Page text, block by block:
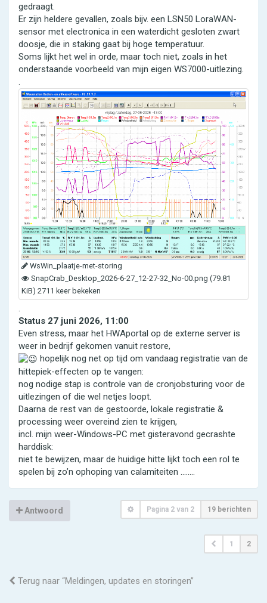
gedraagt.
Er zijn heldere gevallen, zoals bijv. een LSN50 LoraWAN-
sensor met electronica in een waterdicht gesloten zwart
doosje, die in staking gaat bij hoge temperatuur.
Soms lijkt het wel in orde, maar toch niet, zoals in het
onderstaande voorbeeld van mijn eigen WS7000-uitlezing.
.
WsWin_plaatje-met-storing
SnapCrab_Desktop_2026-6-27_12-27-32_No-00.png (79.81
KiB) 2711 keer bekeken
.
Status 27 juni 2026, 11:00
Even stress, maar het HWAportal op de externe server is
weer in bedrijf gekomen vanuit restore,
hopelijk nog net op tijd om vandaag registratie van de
hittepiek-effecten op te vangen:
nog nodige stap is controle van de cronjobsturing voor de
uitlezingen of die wel netjes loopt.
Daarna de rest van de gestoorde, lokale registratie &
processing weer overeind zien te krijgen,
incl. mijn weer-Windows-PC met gisteravond gecrashte
harddisk:
niet te bewijzen, maar de huidige hitte lijkt toch een rol te
spelen bij zo’n ophoping van calamiteiten ……..
Antwoord Pagina 2 van 2 19 berichten
1 2
Terug naar “Meldingen, updates en storingen”